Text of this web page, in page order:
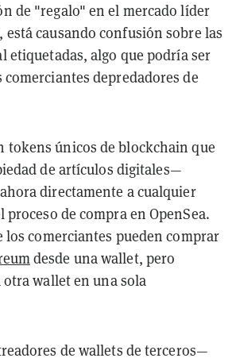
de "regalo" en el mercado líder
está causando confusión sobre las
etiquetadas, algo que podría ser
depredadores de
tokens únicos de blockchain que
de artículos digitales—
directamente a cualquier
de compra en OpenSea.
los comerciantes pueden comprar
desde una wallet, pero
otra wallet en una sola
de wallets de terceros—